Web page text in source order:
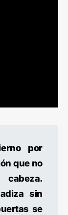
por
que no
sin
se